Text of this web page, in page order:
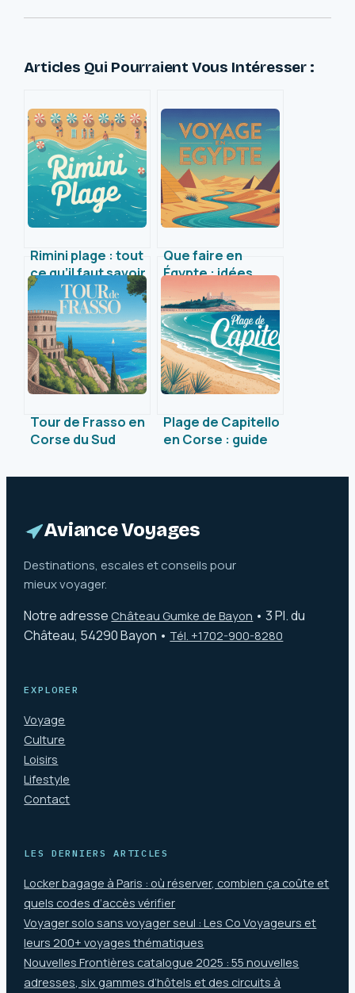
Articles Qui Pourraient Vous Intéresser :
Rimini plage : tout
ce qu’il faut savoir
pour profiter du
littoral italien
Que faire en
Égypte : idées
incontournables
pour un voyage
mémorable
Tour de Frasso en
Corse du Sud
et visite pratique
Plage de Capitello
en Corse : guide
et attraits
Aviance Voyages
Destinations, escales et conseils pour
mieux voyager.
Notre adresse Château Gumke de Bayon •3 Pl. du
Château, 54290 Bayon • Tél. +1702-900-8280
EXPLORER
Voyage
Culture
Loisirs
Lifestyle
Contact
LES DERNIERS ARTICLES
Locker bagage à Paris : où réserver, combien ça coûte et
quels codes d’accès vérifier
Voyager solo sans voyager seul : Les Co Voyageurs et
leurs 200+ voyages thématiques
Nouvelles Frontières catalogue 2025 : 55 nouvelles
adresses, six gammes d’hôtels et des circuits à